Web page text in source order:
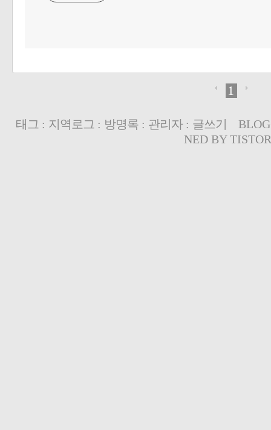
1
태그 : 지역로그 : 방명록: 관리자: 글쓰기
NED BY